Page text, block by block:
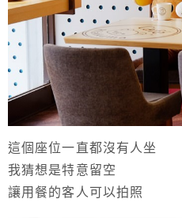
這個座位一直都沒有人坐
我猜想是特意留空
讓用餐的客人可以拍照